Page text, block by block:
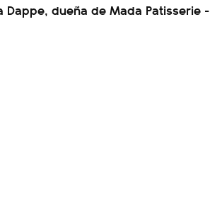
Dappe, dueña de Mada Patisserie -